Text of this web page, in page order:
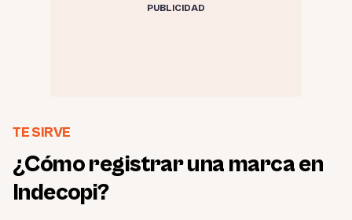
PUBLICIDAD
TE SIRVE
¿Cómo registrar una marca en
Indecopi?